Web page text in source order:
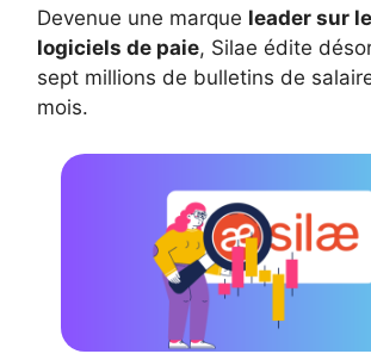
Devenue une marque leader sur
logiciels de paie, Silae édite
sept millions de bulletins de
mois.